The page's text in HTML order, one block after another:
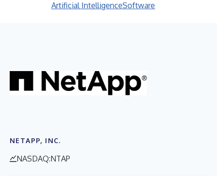
Artificial IntelligenceSoftware
NETAPP, INC.
NASDAQ:NTAP